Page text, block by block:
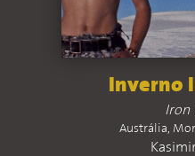
Inverno
Iron
Austrália,